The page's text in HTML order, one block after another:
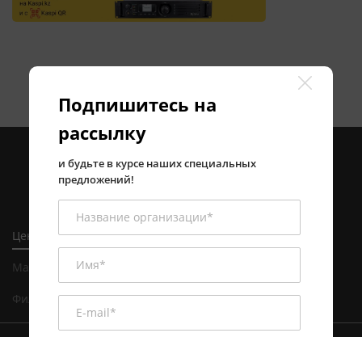
Центральный офис в Алматы
Магазин и сервисный центр в Алматы
Филиал в Астане
Подпишитесь на
рассылку
и будьте в курсе наших специальных
предложений!